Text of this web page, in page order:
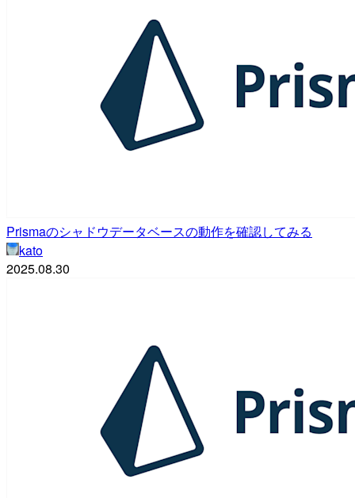
Prismaのシャドウデータベースの動作を確認してみる
kato
2025.08.30